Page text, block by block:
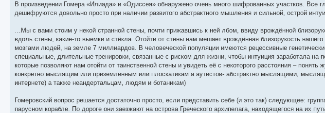
В произведении Гомера «Илиада» и «Одиссея» обнаружено очень много шифрованных участков. Все
дешифруются довольно просто при наличии развитого абстрактного мышления и сильной, острой
…Мы с вами стоим у некой странной стены, почти прижавшись к ней лбом, ввиду врождённой
вдоль стены, какие-то выемки и стёкла. Отойти от стены нам мешает врождённая близорукость
мозгами людей, на земле 7 миллиардов. В человеческой популяции имеются рецессивные
специальные, длительные тренировки, связанные с риском для жизни, чтобы интуиция заработала
которые позволяют нам отойти от таинственной стены и увидеть её с некоторого расстояния –
конкретно мыслящим или приземленным или плоскатикам а аутистов- абстрактно мыслящими,
интернете) а также неандертальцам, людям и ботаникам)
Гомеровский вопрос решается достаточно просто, если представить себе (и это так) следующее:
парусном корабле. По дороге они заезжают на острова Греческого архипелага, находящегося на их